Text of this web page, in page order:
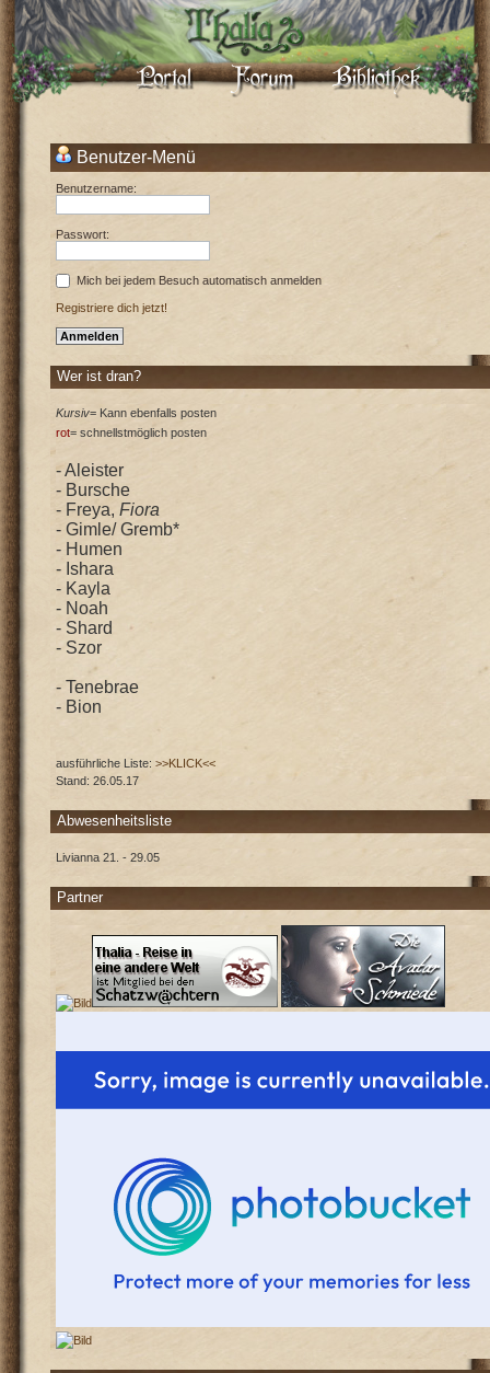
Benutzer-Menü
Benutzername:
Passwort:
Mich bei jedem Besuch automatisch anmelden
Registriere dich jetzt!
Wer ist dran?
Kursiv= Kann ebenfalls posten
rot= schnellstmöglich posten
- Aleister
- Bursche
- Freya,Fiora
- Gimle/ Gremb*
- Humen
- Ishara
- Kayla
- Noah
- Shard
- Szor
- Tenebrae
- Bion
ausführliche Liste:>>KLICK<<
Stand: 26.05.17
Abwesenheitsliste
Livianna 21. - 29.05
Partner